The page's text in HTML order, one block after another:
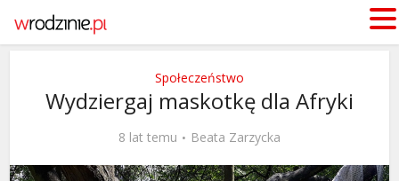
Społeczeństwo
Wydziergaj maskotkę dla Afryki
8 lat temu Beata Zarzycka